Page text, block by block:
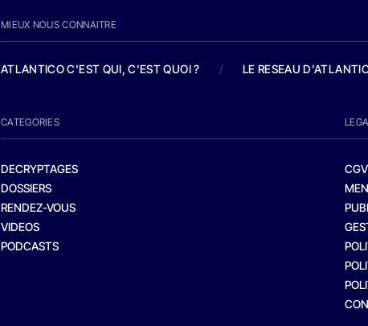
MIEUX NOUS CONNAITRE
ATLANTICO C'EST QUI, C'EST QUOI ? / LE RESEAU
CATEGORIES
DECRYPTAGES
DOSSIERS
RENDEZ-VOUS
VIDEOS
PODCASTS
CGV